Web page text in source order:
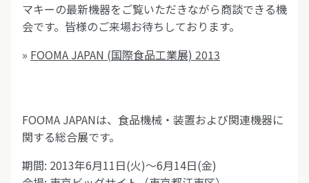
マキーの最新機器をご覧いただきながら商談できる機
会です。皆様のご来場お待ちしております。
» FOOMA JAPAN (国際食品工業展) 2013
FOOMA JAPANは、食品機械・装置および関連機器に
関する総合展です。
期間: 2013年6月11日(火)～6月14日(金)